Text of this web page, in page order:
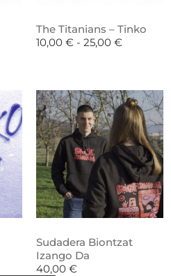
The Titanians – Tinko
10,00 € - 25,00 €
Sudadera Biontzat
Izango Da
40,00 €